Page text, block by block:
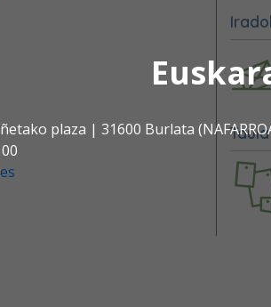
plaza | 31600 Burlata
Taula